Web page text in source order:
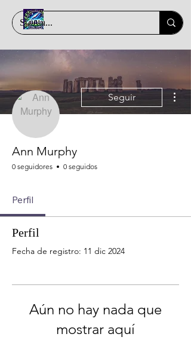
Seguir
Ann Murphy
0 seguidores 0 seguidos
Perfil
Perfil
Fecha de registro: 11 dic 2024
Aún no hay nada que
mostrar aquí